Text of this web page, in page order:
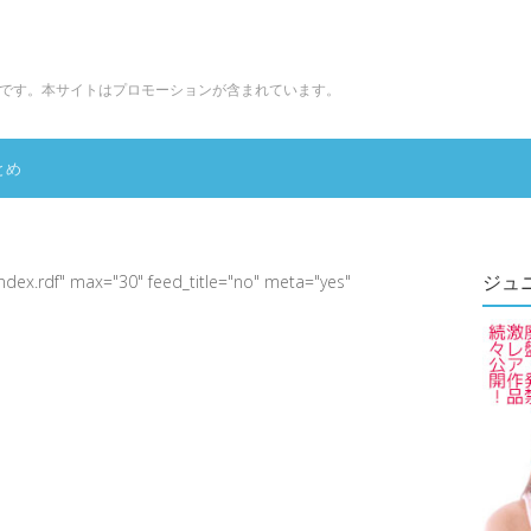
。本サイトはプロモーションが含まれています。
め
max="30" feed_title="no" meta="yes" ジュ